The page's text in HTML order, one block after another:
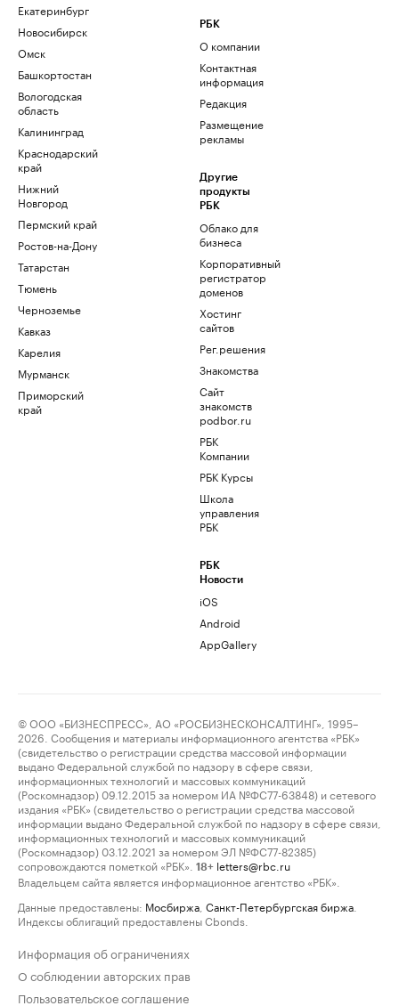
Екатеринбург
Новосибирск
Омск
Башкортостан
Вологодская
область
Калининград
Краснодарский
край
Нижний
Новгород
Пермский край
Ростов-на-Дону
Татарстан
Тюмень
Черноземье
Кавказ
Карелия
Мурманск
Приморский
край
РБК
О компании
Контактная
информация
Редакция
Размещение
рекламы
Другие
продукты
РБК
Облако для
бизнеса
Корпоративный
регистратор
доменов
Хостинг
сайтов
Рег.решения
Знакомства
Сайт
знакомств
podbor.ru
РБК
Компании
РБК Курсы
Школа
управления
РБК
РБК
Новости
iOS
Android
AppGallery
© ООО «БИЗНЕСПРЕСС», АО «РОСБИЗНЕСКОНСАЛТИНГ», 1995–
2026. Сообщения и материалы информационного агентства «РБК»
(свидетельство о регистрации средства массовой информации
выдано Федеральной службой по надзору в сфере связи,
информационных технологий и массовых коммуникаций
(Роскомнадзор) 09.12.2015 за номером ИА №ФС77-63848) и сетевого
издания «РБК» (свидетельство о регистрации средства массовой
информации выдано Федеральной службой по надзору в сфере связи,
информационных технологий и массовых коммуникаций
(Роскомнадзор) 03.12.2021 за номером ЭЛ №ФС77-82385)
сопровождаются пометкой «РБК».
18+ letters@rbc.ru
Владельцем сайта является информационное агентство «РБК».
Данные предоставлены: Мосбиржа Санкт-Петербургская биржа
Индексы облигаций предоставлены Cbonds.
Информация об ограничениях
О соблюдении авторских прав
Пользовательское соглашение